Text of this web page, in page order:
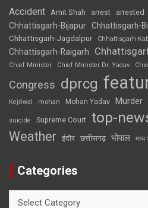
Accident Amit Shah arrest arrested
Chhattisgarh-Bijapur Chhattisgarh-
Chhattisgarh-Jagdalpur Chhattisgarh-
Chhattisgarh-Raigarh
Chief Minister
Chief Minister Dr. Yadav
Congress dprcg
Kejriwal mohan Mohan Yadav Murder
suicide Supreme Court top-
Weather इंदौर छत्तीसगढ़ भोपाल मध्य
Categories